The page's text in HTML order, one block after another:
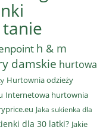
h & m
damskie hurtowa
Hurtownia odzieży
Internetowa hurtownia
Jaka sukienka dla
dla 30 latki? Jakie